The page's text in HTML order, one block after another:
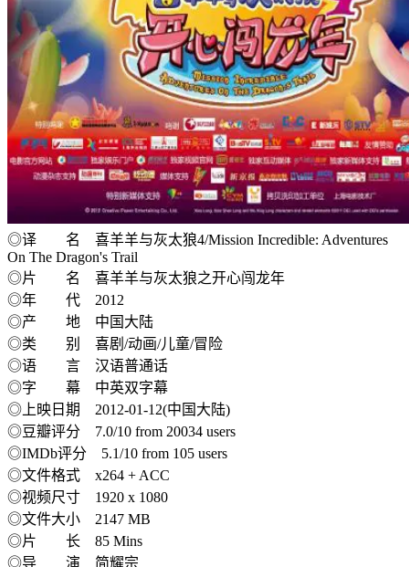
◎译 名 喜羊羊与灰太狼4/Mission Incredible: Adventures
On The Dragon's Trail
◎片 名 喜羊羊与灰太狼之开心闯龙年
◎年 代 2012
◎产 地 中国大陆
◎类 别 喜剧/动画/儿童/冒险
◎语 言 汉语普通话
◎字 幕 中英双字幕
◎上映日期 2012-01-12(中国大陆)
◎豆瓣评分 7.0/10 from 20034 users
◎IMDb评分 5.1/10 from 105 users
◎文件格式 x264 + ACC
◎视频尺寸 1920 x 1080
◎文件大小 2147 MB
◎片 长 85 Mins
◎导 演 简耀宗